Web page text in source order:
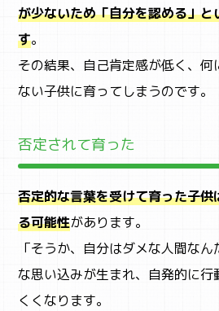
キャンプ・
が少ないため「自分を認める」
す。
その結果、自己肯定感が低く、
ない子供に育ってしまうのです。
否定されて育った
否定的な言葉を受けて育った子
る可能性があります。
「そうか、自分はダメな人間な
な思い込みが生まれ、自発的に
くくなります。